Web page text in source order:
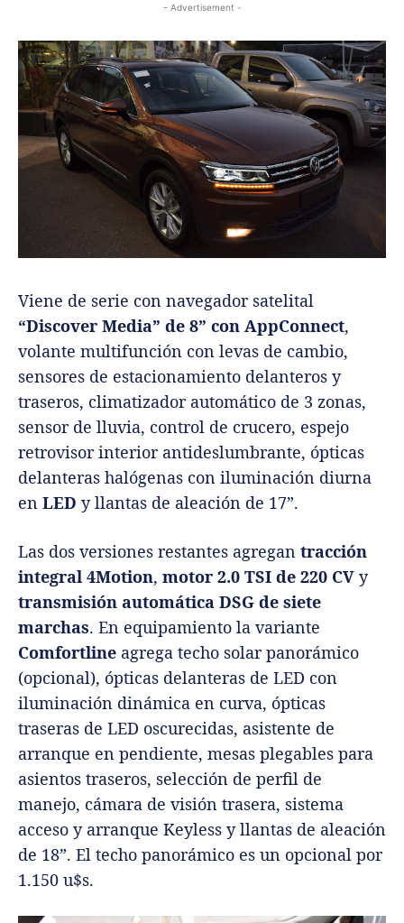
- Advertisement -
Viene de serie con navegador satelital
“Discover Media” de 8” con AppConnect,
volante multifunción con levas de cambio,
sensores de estacionamiento delanteros y
traseros, climatizador automático de 3 zonas,
sensor de lluvia, control de crucero, espejo
retrovisor interior antideslumbrante, ópticas
delanteras halógenas con iluminación diurna
en LED y llantas de aleación de 17”.
Las dos versiones restantes agregan tracción
integral 4Motion, motor 2.0 TSI de 220 CV y
transmisión automática DSG de siete
marchas. En equipamiento la variante
Comfortline agrega techo solar panorámico
(opcional), ópticas delanteras de LED con
iluminación dinámica en curva, ópticas
traseras de LED oscurecidas, asistente de
arranque en pendiente, mesas plegables para
asientos traseros, selección de perfil de
manejo, cámara de visión trasera, sistema
acceso y arranque Keyless y llantas de aleación
de 18”. El techo panorámico es un opcional por
1.150 u$s.